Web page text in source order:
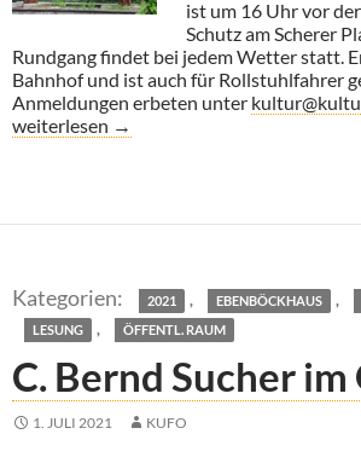
ist um 16 Uhr vor
Schutz am Scherer
Rundgang findet bei jedem Wetter statt.
Bahnhof und ist auch für Rollstuhlfahrer
Anmeldungen erbeten unter
Kunst im Pasinger Zentrum
weiterlesen →
2021 , EBENBÖCKHAUS ,
LESUNG , ÖFFENTL. RAUM
C. Bernd Sucher im
1. JULI 2021 KUFO